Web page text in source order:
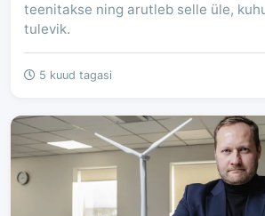
teenitakse ning arutleb selle üle,
tulevik.
5 kuud tagasi